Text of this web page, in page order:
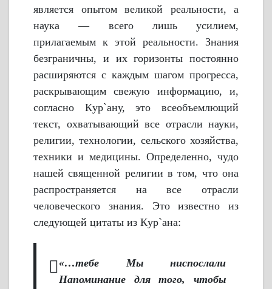
является опытом великой реальности, а
наука — всего лишь усилием,
прилагаемым к этой реальности. Знания
безграничны, и их горизонты постоянно
расширяются с каждым шагом прогресса,
раскрывающим свежую информацию, и,
согласно Кyр`ану, это всеобъемлющий
текст, охватывающий все отрасли науки,
религии, технологии, сельского хозяйства,
техники и медицины. Определенно, чудо
нашей священной религии в том, что она
распространяется на все отрасли
человеческого знания. Это известно из
следующей цитаты из Кyр`ана:
«…тебе Мы ниспослали
Напоминание для того, чтобы